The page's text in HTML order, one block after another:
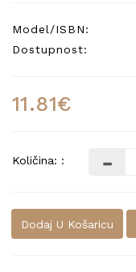
Model/ISBN:
Dostupnost:
11.81€
Količina: :
Dodaj U Košaricu